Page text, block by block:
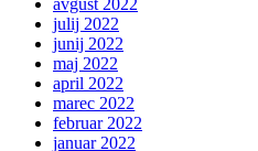
avgust 2022
julij 2022
junij 2022
maj 2022
april 2022
marec 2022
februar 2022
januar 2022